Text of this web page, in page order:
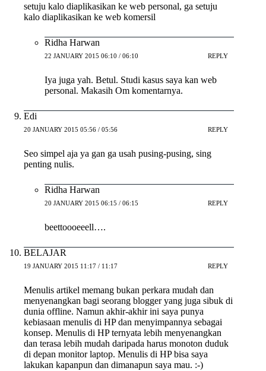
setuju kalo diaplikasikan ke web personal, ga setuju
kalo diaplikasikan ke web komersil
Ridha Harwan
22 JANUARY 2015 06:10 / 06:10 REPLY
Iya juga yah. Betul. Studi kasus saya kan web
personal. Makasih Om komentarnya.
Edi
20 JANUARY 2015 05:56 / 05:56 REPLY
Seo simpel aja ya gan ga usah pusing-pusing, sing
penting nulis.
Ridha Harwan
20 JANUARY 2015 06:15 / 06:15 REPLY
beettoooeeell….
BELAJAR
19 JANUARY 2015 11:17 / 11:17 REPLY
Menulis artikel memang bukan perkara mudah dan
menyenangkan bagi seorang blogger yang juga sibuk di
dunia offline. Namun akhir-akhir ini saya punya
kebiasaan menulis di HP dan menyimpannya sebagai
konsep. Menulis di HP ternyata lebih menyenangkan
dan terasa lebih mudah daripada harus monoton duduk
di depan monitor laptop. Menulis di HP bisa saya
lakukan kapanpun dan dimanapun saya mau. :-)